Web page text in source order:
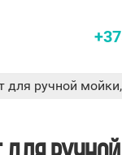
для ручной